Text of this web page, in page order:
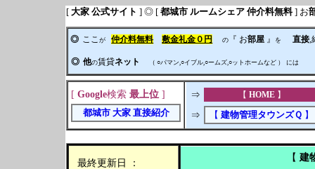
[ 大家 公式サイト ] ◎ [ 都城市 ルームシェア 仲介料無料] お
◎ ここが 仲介料無料 敷金礼金０円 の 『 お部屋 』 を 直接,
◎ 他の賃貸ネット （ ○パマン,○イブル,○ームズ,○ットホームなど ） には
[ Google検索 最上位 ]
都城市 大家 直接紹介
⇒ 【 HOME】
⇒ 【建物管理タウンズＱ 】
最終更新日 ：
【 建